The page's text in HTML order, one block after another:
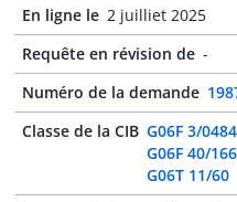
En ligne le 2 juilliet 2025
Requête en révision de -
Numéro de la demande
Classe de la CIB G06F 3/0484
G06F 40/166
G06T 11/60